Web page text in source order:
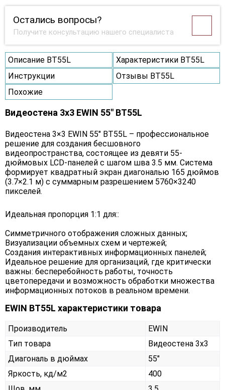
Остались вопросы?
Получите консультацию нашего специалиста
Описание BT55L
Характеристики BT55L
Инструкции
Отзывы BT55L
Похожие
Видеостена 3x3 EWIN 55" BT55L
Видеостена 3×3 EWIN 55" BT55L – профессиональное
решение для создания бесшовного
видеопространства, состоящее из девяти 55-
дюймовых LCD-панелей с шагом шва 3.5 мм. Система
формирует квадратный экран диагональю 165 дюймов
(3.7×2.1 м) с суммарным разрешением 5760×3240
пикселей.
Идеальная пропорция 1:1 для::
Симметричного отображения сложных данных;
Визуализации объемных схем и чертежей;
Создания интерактивных информационных панелей;
Идеальное решение для организаций, где критически
важны: бесперебойность работы, точность
цветопередачи и возможность обработки множества
информационных потоков в реальном времени.
EWIN BT55L характеристики товара
Производитель
EWIN
Тип товара
Видеостена 3х3
Диагональ в дюймах
55"
Яркость, кд/м2
400